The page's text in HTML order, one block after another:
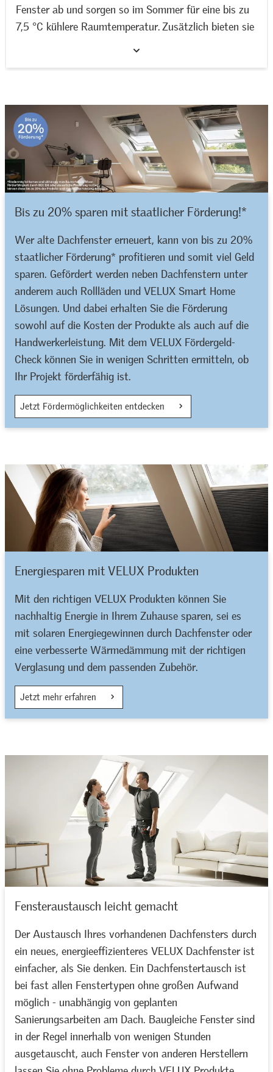
Fenster ab und sorgen so im Sommer für eine bis zu
7,5 °C kühlere Raumtemperatur. Zusätzlich bieten sie
Bis zu 20% sparen mit staatlicher Förderung!*
Wer alte Dachfenster erneuert, kann von bis zu 20%
staatlicher Förderung* profitieren und somit viel Geld
sparen. Gefördert werden neben Dachfenstern unter
anderem auch Rollläden und VELUX Smart Home
Lösungen. Und dabei erhalten Sie die Förderung
sowohl auf die Kosten der Produkte als auch auf die
Handwerkerleistung. Mit dem VELUX Fördergeld-
Check können Sie in wenigen Schritten ermitteln, ob
Ihr Projekt förderfähig ist.
Jetzt Fördermöglichkeiten entdecken
Energiesparen mit VELUX Produkten
Mit den richtigen VELUX Produkten können Sie
nachhaltig Energie in Ihrem Zuhause sparen, sei es
mit solaren Energiegewinnen durch Dachfenster oder
eine verbesserte Wärmedämmung mit der richtigen
Verglasung und dem passenden Zubehör.
Jetzt mehr erfahren
Fensteraustausch leicht gemacht
Der Austausch Ihres vorhandenen Dachfensters durch
ein neues, energieeffizienteres VELUX Dachfenster ist
einfacher, als Sie denken. Ein Dachfenstertausch ist
bei fast allen Fenstertypen ohne großen Aufwand
möglich - unabhängig von geplanten
Sanierungsarbeiten am Dach. Baugleiche Fenster sind
in der Regel innerhalb von wenigen Stunden
ausgetauscht, auch Fenster von anderen Herstellern